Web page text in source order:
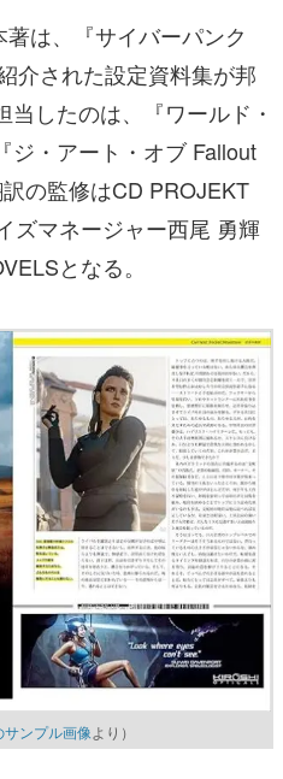
は、『サイバーパンク
介された設定資料集が邦
したのは、『ワールド・
ジ・アート・オブ Fallout
の監修はCD PROJEKT
ズマネージャー西尾 勇輝
となる。
ンプル画像より）